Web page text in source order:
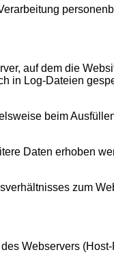
auf dem die
in Log-Dateien
beim
Daten erhoben
zum
Webservers